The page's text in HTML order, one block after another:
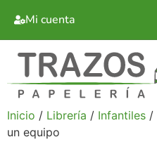
Mi cuenta
Inicio / Librería / Infantiles /
un equipo